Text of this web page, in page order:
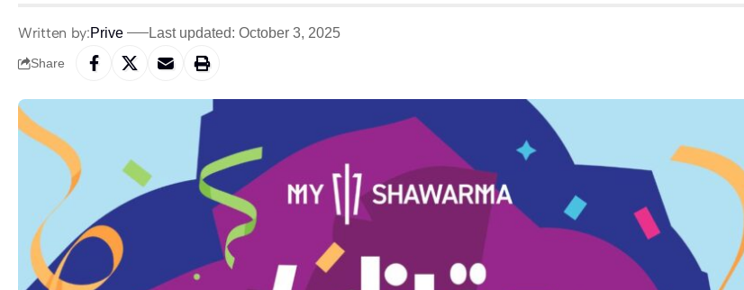
Written by:Prive Last updated: October 3, 2025
Share